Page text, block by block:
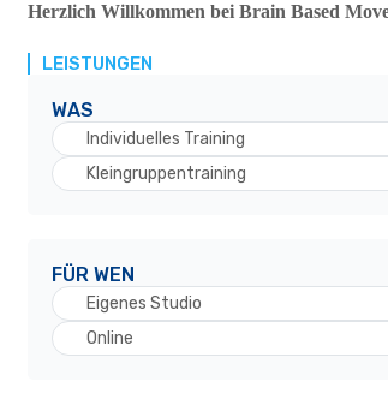
Herzlich Willkommen bei Brain Based
LEISTUNGEN
WAS
Individuelles Training
Kleingruppentraining
FÜR WEN
Eigenes Studio
Online